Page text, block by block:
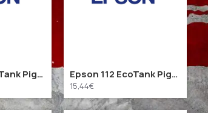
Epson 112 EcoTank Pigment Cyan ink bottle (C13T06C24A) (EPST06C24A) Epson 112 EcoTank Pigment Magenta ink bottle (C13T06C34A) (EPST06C34A)
15,44€